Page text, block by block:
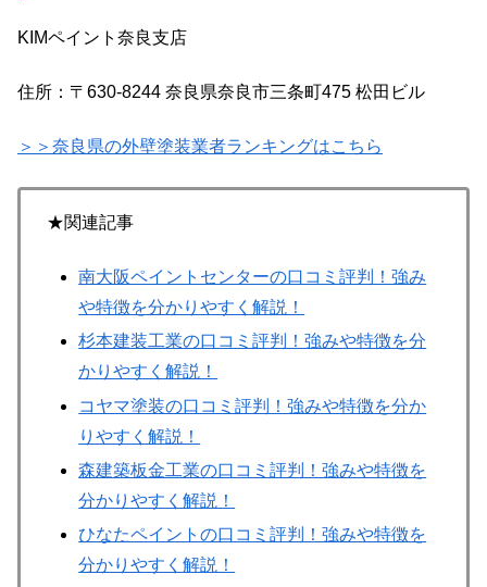
KIMペイント奈良支店
住所：〒630-8244 奈良県奈良市三条町475 松田ビル
＞＞奈良県の外壁塗装業者ランキングはこちら
★関連記事
南大阪ペイントセンターの口コミ評判！強み
や特徴を分かりやすく解説！
杉本建装工業の口コミ評判！強みや特徴を分
かりやすく解説！
コヤマ塗装の口コミ評判！強みや特徴を分か
りやすく解説！
森建築板金工業の口コミ評判！強みや特徴を
分かりやすく解説！
ひなたペイントの口コミ評判！強みや特徴を
分かりやすく解説！